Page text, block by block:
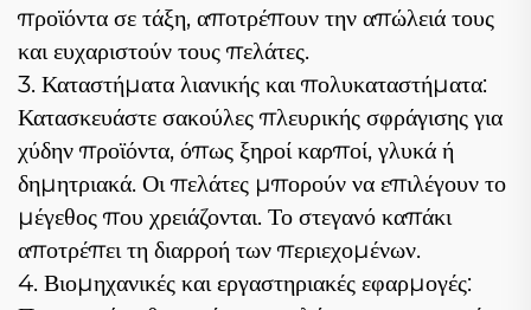
προϊόντα σε τάξη, αποτρέπουν την απώλειά τους
και ευχαριστούν τους πελάτες.
3. Καταστήματα λιανικής και πολυκαταστήματα:
Κατασκευάστε σακούλες πλευρικής σφράγισης για
χύδην προϊόντα, όπως ξηροί καρποί, γλυκά ή
δημητριακά. Οι πελάτες μπορούν να επιλέγουν το
μέγεθος που χρειάζονται. Το στεγανό καπάκι
αποτρέπει τη διαρροή των περιεχομένων.
4. Βιομηχανικές και εργαστηριακές εφαρμογές: